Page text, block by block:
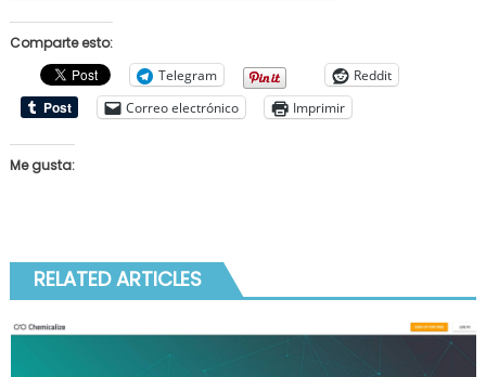
Comparte esto:
Telegram
Reddit
Correo electrónico
Imprimir
Me gusta:
RELATED ARTICLES